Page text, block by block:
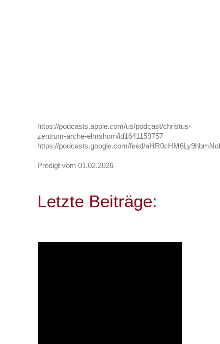
https://podcasts.apple.com/us/podcast/christus-
zentrum-arche-elmshorn/id1641159757
https://podcasts.google.com/feed/
Predigt vom 01.02.2026
Letzte Beiträge: